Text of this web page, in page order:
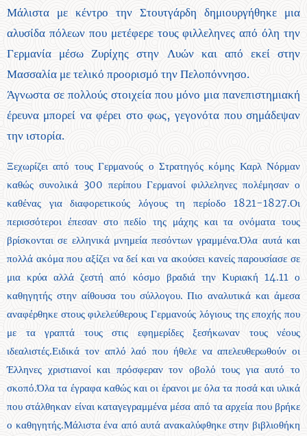
Μάλιστα με κέντρο την Στουτγάρδη δημιουργήθηκε μια
αλυσίδα πόλεων που μετέφερε τους φιλλεληνες από όλη την
Γερμανία μέσω Ζυρίχης στην Λυών και από εκεί στην
Μασσαλία με τελικό προορισμό την Πελοπόννησο.
Άγνωστα σε πολλούς στοιχεία που μόνο μια πανεπιστημιακή
έρευνα μπορεί να φέρει στο φως, γεγονότα που σημάδεψαν
την ιστορία.
Ξεχωρίζει από τους Γερμανούς ο Στρατηγός κόμης Καρλ Νόρμαν
καθώς συνολικά 300 περίπου Γερμανοί φιλλεληνες πολέμησαν ο
καθένας για διαφορετικούς λόγους τη περίοδο 1821-1827.Οι
περισσότεροι έπεσαν στο πεδίο της μάχης και τα ονόματα τους
βρίσκονται σε ελληνικά μνημεία πεσόντων γραμμένα.Όλα αυτά και
πολλά ακόμα που αξίζει να δεί και να ακούσει κανείς παρουσίασε σε
μια κρύα αλλά ζεστή από κόσμο βραδιά την Κυριακή 14.11 ο
καθηγητής στην αίθουσα του σύλλογου. Πιο αναλυτικά και άμεσα
αναφέρθηκε στους φιλελεύθερους Γερμανούς λόγιους της εποχής που
με τα γραπτά τους στις εφημερίδες ξεσήκωναν τους νέους
ιδεαλιστές.Ειδικά τον απλό λαό που ήθελε να απελευθερωθούν οι
Έλληνες χριστιανοί και πρόσφεραν τον οβολό τους για αυτό το
σκοπό.Όλα τα έγραφα καθώς και οι έρανοι με όλα τα ποσά και υλικά
που στάλθηκαν είναι καταγεγραμμένα μέσα από τα αρχεία που βρήκε
ο καθηγητής.Μάλιστα ένα από αυτά ανακαλύφθηκε στην βιβλιοθήκη